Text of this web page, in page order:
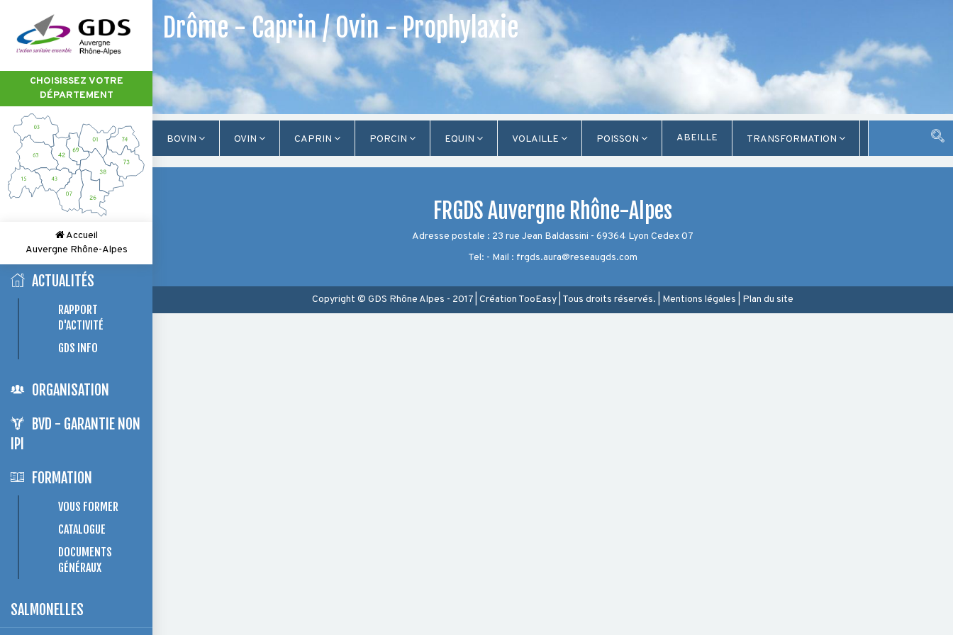
BOVIN OVIN CAPRIN PORCIN EQUIN VOLAILLE POISSON ABEILLE TRANSFORMATION
CHOISISSEZ VOTRE
DÉPARTEMENT
Accueil
Auvergne Rhône-Alpes
ACTUALITÉS
RAPPORT
D'ACTIVITÉ
GDS INFO
ORGANISATION
BVD - GARANTIE NON
IPI
FORMATION
VOUS FORMER
CATALOGUE
DOCUMENTS
GÉNÉRAUX
SALMONELLES
Drôme - Caprin / Ovin - Prophylaxie
FRGDS Auvergne Rhône-Alpes
Adresse postale : 23 rue Jean Baldassini - 69364 Lyon Cedex 07
Tel: - Mail : frgds.aura@reseaugds.com
Copyright © GDS Rhône Alpes - 2017 Création TooEasy Tous droits réservés. Mentions légales Plan du site